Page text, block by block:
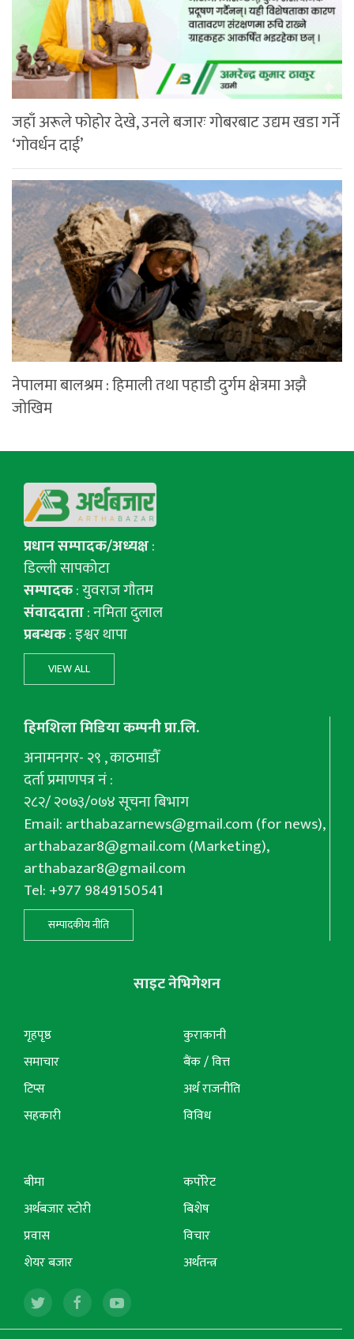
जहाँ अरूले फोहोर देखे, उनले बजारः गोबरबाट उद्यम खडा गर्ने
‘गोवर्धन दाई’
नेपालमा बालश्रम : हिमाली तथा पहाडी दुर्गम क्षेत्रमा अझै
जोखिम
प्रधान सम्पादक/अध्यक्ष:
डिल्ली सापकोटा
सम्पादक: युवराज गाैतम
संवाददाता: नमिता दुलाल
प्रबन्धक: इश्वर थापा
VIEW ALL
हिमशिला मिडिया कम्पनी प्रा.लि.
अनामनगर- २९ , काठमाडौँ
दर्ता प्रमाणपत्र नं :
२८२/ २०७३/०७४ सूचना बिभाग
Email:arthabazarnews@gmail.com(for news),
arthabazar8@gmail.com(Marketing),
arthabazar8@gmail.com
Tel: +977 9849150541
सम्पादकीय नीति
साइट नेभिगेशन
गृहपृष्ठ
समाचार
टिप्स
सहकारी
कुराकानी
बैंक / वित्त
अर्थ राजनीति
विविध
बीमा
अर्थबजार स्टोरी
प्रवास
शेयर बजार
कर्पोरेट
बिशेष
विचार
अर्थतन्त्र